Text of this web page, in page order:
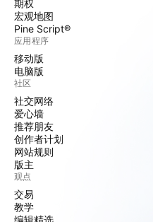
期权
宏观地图
Pine Script®
应用程序
移动版
电脑版
社区
社交网络
爱心墙
推荐朋友
创作者计划
网站规则
版主
观点
交易
教学
编辑精选